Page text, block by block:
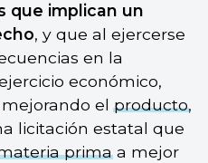
que implican un
, y que al ejercerse
en la
económico,
mejorando elproducto,
licitación estatal que
primaa mejor